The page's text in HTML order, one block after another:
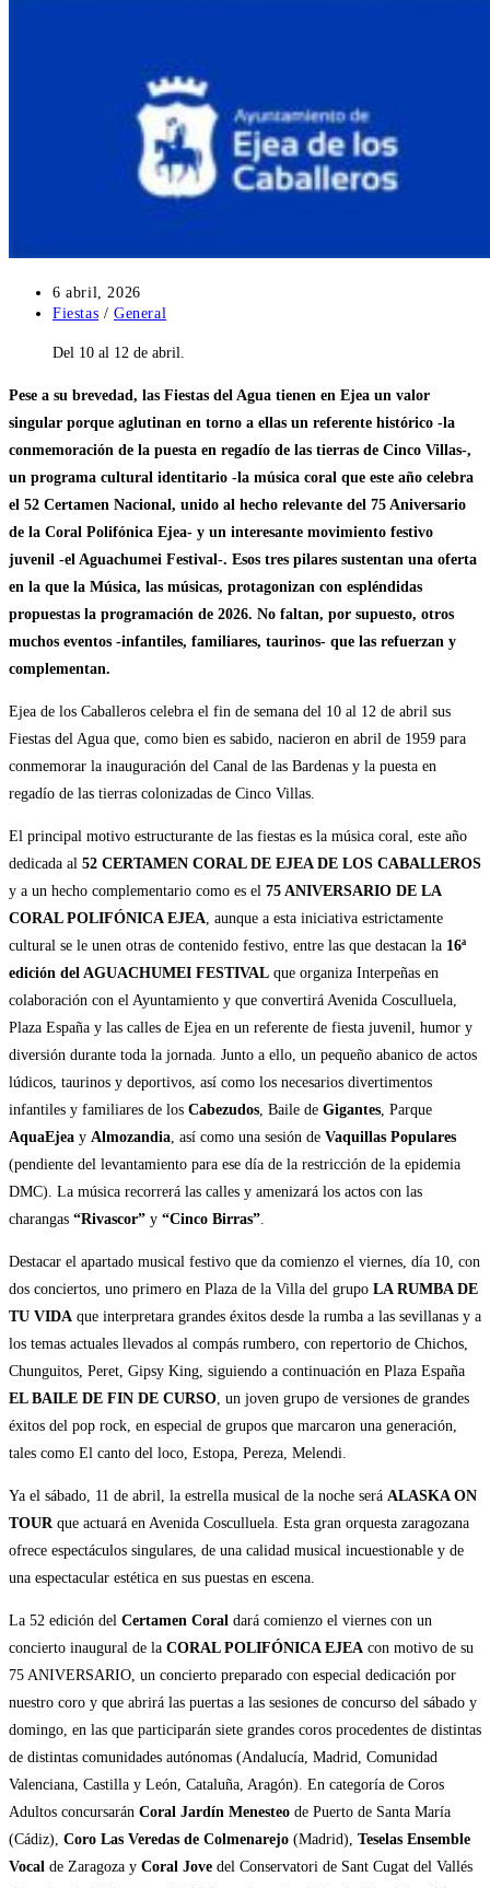
Publicación
de
entrada:
6 abril, 2026
Categoría
la
Fiestas / General
Del 10 al 12 de abril.
Pese a su brevedad, las Fiestas del Agua tienen en Ejea un valor
singular porque aglutinan en torno a ellas un referente histórico -la
conmemoración de la puesta en regadío de las tierras de Cinco Villas-,
un programa cultural identitario -la música coral que este año celebra
el 52 Certamen Nacional, unido al hecho relevante del 75 Aniversario
de la Coral Polifónica Ejea- y un interesante movimiento festivo
juvenil -el Aguachumei Festival-. Esos tres pilares sustentan una oferta
en la que la Música, las músicas, protagonizan con espléndidas
propuestas la programación de 2026. No faltan, por supuesto, otros
muchos eventos -infantiles, familiares, taurinos- que las refuerzan y
complementan.
Ejea de los Caballeros celebra el fin de semana del 10 al 12 de abril sus
Fiestas del Agua que, como bien es sabido, nacieron en abril de 1959 para
conmemorar la inauguración del Canal de las Bardenas y la puesta en
regadío de las tierras colonizadas de Cinco Villas.
El principal motivo estructurante de las fiestas es la música coral, este año
dedicada al 52 CERTAMEN CORAL DE EJEA DE LOS CABALLEROS
y a un hecho complementario como es el 75 ANIVERSARIO DE LA
CORAL POLIFÓNICA EJEA , aunque a esta iniciativa estrictamente
cultural se le unen otras de contenido festivo, entre las que destacan la 16ª
edición del AGUACHUMEI FESTIVAL que organiza Interpeñas en
colaboración con el Ayuntamiento y que convertirá Avenida Cosculluela,
Plaza España y las calles de Ejea en un referente de fiesta juvenil, humor y
diversión durante toda la jornada. Junto a ello, un pequeño abanico de actos
lúdicos, taurinos y deportivos, así como los necesarios divertimentos
infantiles y familiares de los Cabezudos , Baile de Gigantes , Parque
AquaEjea y Almozandia , así como una sesión de Vaquillas Populares
(pendiente del levantamiento para ese día de la restricción de la epidemia
DMC). La música recorrerá las calles y amenizará los actos con las
charangas “Rivascor” y “Cinco Birras”
Destacar el apartado musical festivo que da comienzo el viernes, día 10, con
dos conciertos, uno primero en Plaza de la Villa del grupo LA RUMBA DE
TU VIDA que interpretara grandes éxitos desde la rumba a las sevillanas y a
los temas actuales llevados al compás rumbero, con repertorio de Chichos,
Chunguitos, Peret, Gipsy King, siguiendo a continuación en Plaza España
EL BAILE DE FIN DE CURSO , un joven grupo de versiones de grandes
éxitos del pop rock, en especial de grupos que marcaron una generación,
tales como El canto del loco, Estopa, Pereza, Melendi.
Ya el sábado, 11 de abril, la estrella musical de la noche será ALASKA ON
TOUR que actuará en Avenida Cosculluela. Esta gran orquesta zaragozana
ofrece espectáculos singulares, de una calidad musical incuestionable y de
una espectacular estética en sus puestas en escena.
La 52 edición del Certamen Coral dará comienzo el viernes con un
concierto inaugural de la CORAL POLIFÓNICA EJEA con motivo de su
75 ANIVERSARIO, un concierto preparado con especial dedicación por
nuestro coro y que abrirá las puertas a las sesiones de concurso del sábado y
domingo, en las que participarán siete grandes coros procedentes de distintas
de distintas comunidades autónomas (Andalucía, Madrid, Comunidad
Valenciana, Castilla y León, Cataluña, Aragón). En categoría de Coros
Adultos concursarán Coral Jardín Menesteo de Puerto de Santa María
(Cádiz), Coro Las Veredas de Colmenarejo (Madrid), Teselas Ensemble
Vocal de Zaragoza y Coral Jove del Conservatori de Sant Cugat del Vallés